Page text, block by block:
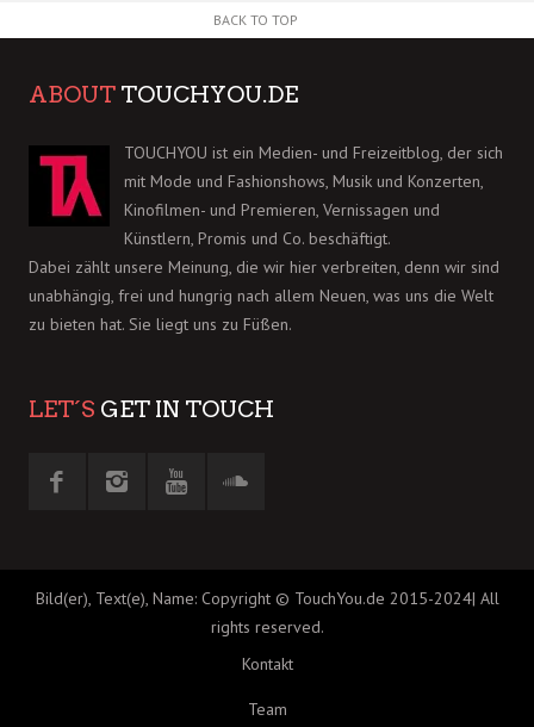
BACK TO TOP
ABOUT TOUCHYOU.DE
TOUCHYOU ist ein Medien- und Freizeitblog, der sich
mit Mode und Fashionshows, Musik und Konzerten,
Kinofilmen- und Premieren, Vernissagen und
Künstlern, Promis und Co. beschäftigt.
Dabei zählt unsere Meinung, die wir hier verbreiten, denn wir sind
unabhängig, frei und hungrig nach allem Neuen, was uns die Welt
zu bieten hat. Sie liegt uns zu Füßen.
LET´S GET IN TOUCH
Bild(er), Text(e), Name: Copyright © TouchYou.de 2015-2024| All
rights reserved.
Kontakt
Team